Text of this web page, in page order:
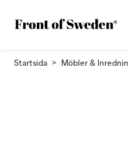
Startsida Möbler &